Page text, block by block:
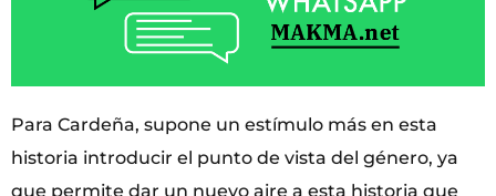
Para Cardeña, supone un estímulo más en esta
historia introducir el punto de vista del género, ya
que permite dar un nuevo aire a esta historia que